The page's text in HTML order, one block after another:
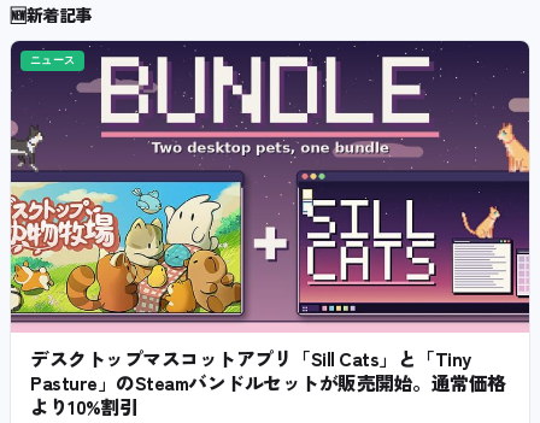
🆕新着記事
ニュース
デスクトップマスコットアプリ「Sill Cats」と「Tiny
Pasture」のSteamバンドルセットが販売開始。通常価格
より10%割引